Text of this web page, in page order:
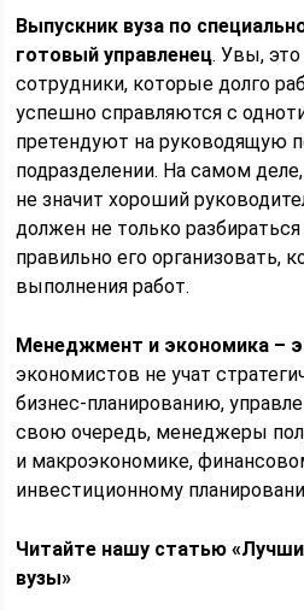
Выпускник вуза по
готовый управленец. Увы,
сотрудники, которые долго
успешно справляются с
претендуют на руководящую
подразделении. На самом
не значит хороший
должен не только
правильно его организовать,
выполнения работ.
Менеджмент и экономика –
экономистов не учат
бизнес-планированию,
свою очередь, менеджеры
и макроэкономике,
инвестиционному
Читайте нашу статью
вузы»